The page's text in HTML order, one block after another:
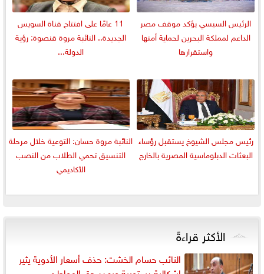
الرئيس السيسي يؤكد موقف مصر
الداعم لمملكة البحرين لحماية أمنها
واستقرارها
11 عامًا على افتتاح قناة السويس
الجديدة.. النائبة مروة قنصوة: رؤية
الدولة...
رئيس مجلس الشيوخ يستقبل رؤساء
البعثات الدبلوماسية المصرية بالخارج
النائبة مروة حسان: التوعية خلال مرحلة
التنسيق تحمي الطلاب من النصب
الأكاديمي
الأكثر قراءةً
النائب حسام الخشت: حذف أسعار الأدوية يثير